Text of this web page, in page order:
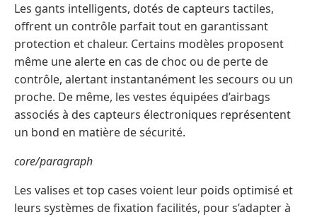
Les gants intelligents, dotés de capteurs tactiles,
offrent un contrôle parfait tout en garantissant
protection et chaleur. Certains modèles proposent
même une alerte en cas de choc ou de perte de
contrôle, alertant instantanément les secours ou un
proche. De même, les vestes équipées d’airbags
associés à des capteurs électroniques représentent
un bond en matière de sécurité.
core/paragraph
Les valises et top cases voient leur poids optimisé et
leurs systèmes de fixation facilités, pour s’adapter à